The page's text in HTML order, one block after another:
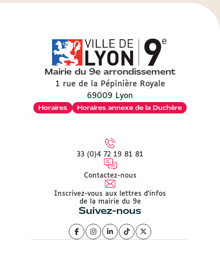
Mairie du 9e arrondissement
1 rue de la Pépinière Royale
69009 Lyon
Horaires
Horaires annexe de la Duchère
33 (0)4 72 19 81 81
Contactez-nous
Inscrivez-vous aux lettres d'infos
de la mairie du 9e
Suivez-nous